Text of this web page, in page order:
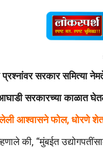
सरकार समित्या
सरकारच्या काळात
आश्वासने फोल, धोरणे
की, “मुंबईत